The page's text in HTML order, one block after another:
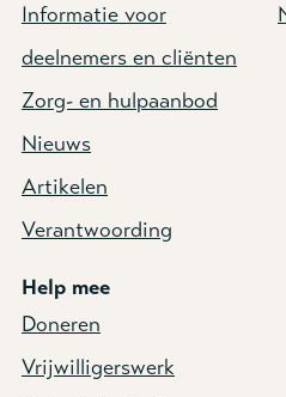
Informatie voor
deelnemers en cliënten
Zorg- en hulpaanbod
Nieuws
Artikelen
Verantwoording
Help mee
Doneren
Vrijwilligerswerk